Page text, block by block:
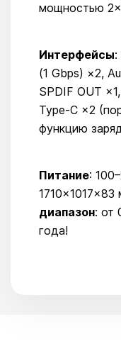
мощностью
Интерфейсы:
(1 Gbps) ×2,
SPDIF OUT
Type-C ×2
функцию
Питание:
1710×1017×83
диапазон: от
года!